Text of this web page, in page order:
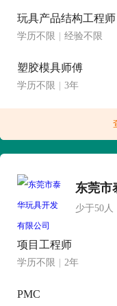
玩具产品结构工程师
学历不限 经验不限
塑胶模具师傅
学历不限 3年
东莞市
少于50人
项目工程师
学历不限 2年
PMC